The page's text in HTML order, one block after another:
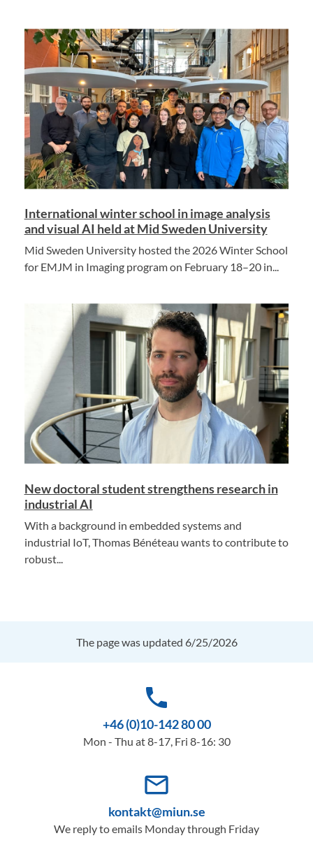
International winter school in image analysis
and visual AI held at Mid Sweden University
Mid Sweden University hosted the 2026 Winter School
for EMJM in Imaging program on February 18–20 in...
New doctoral student strengthens research in
industrial AI
With a background in embedded systems and
industrial IoT, Thomas Bénéteau wants to contribute to
robust...
The page was updated 6/25/2026
phone
+46 (0)10-142 80 00
Mon - Thu at 8-17, Fri 8-16: 30
mail_outline
kontakt@miun.se
We reply to emails Monday through Friday